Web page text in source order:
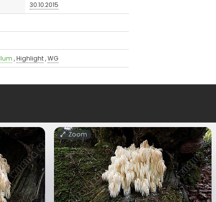
30.10.2015
,Highlight,WG
Zoom